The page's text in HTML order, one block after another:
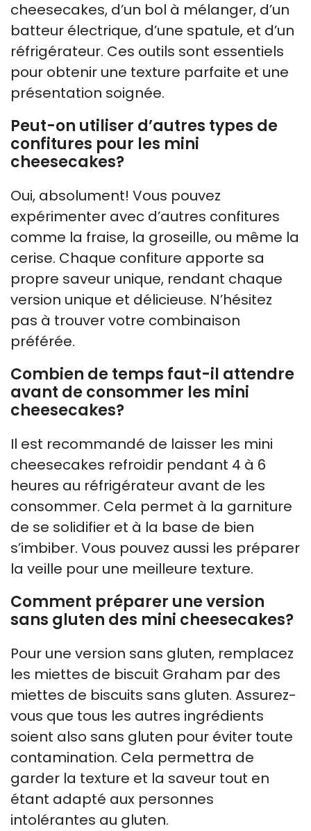
cheesecakes, d’un bol à mélanger, d’un
batteur électrique, d’une spatule, et d’un
réfrigérateur. Ces outils sont essentiels
pour obtenir une texture parfaite et une
présentation soignée.
Peut-on utiliser d’autres types de
confitures pour les mini
cheesecakes?
Oui, absolument! Vous pouvez
expérimenter avec d’autres confitures
comme la fraise, la groseille, ou même la
cerise. Chaque confiture apporte sa
propre saveur unique, rendant chaque
version unique et délicieuse. N’hésitez
pas à trouver votre combinaison
préférée.
Combien de temps faut-il attendre
avant de consommer les mini
cheesecakes?
Il est recommandé de laisser les mini
cheesecakes refroidir pendant 4 à 6
heures au réfrigérateur avant de les
consommer. Cela permet à la garniture
de se solidifier et à la base de bien
s’imbiber. Vous pouvez aussi les préparer
la veille pour une meilleure texture.
Comment préparer une version
sans gluten des mini cheesecakes?
Pour une version sans gluten, remplacez
les miettes de biscuit Graham par des
miettes de biscuits sans gluten. Assurez-
vous que tous les autres ingrédients
soient also sans gluten pour éviter toute
contamination. Cela permettra de
garder la texture et la saveur tout en
étant adapté aux personnes
intolérantes au gluten.